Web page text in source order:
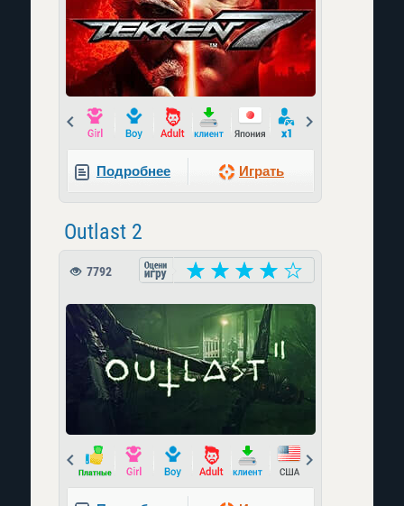
Prev
Подробнее Играть
Outlast 2
7792
Prev